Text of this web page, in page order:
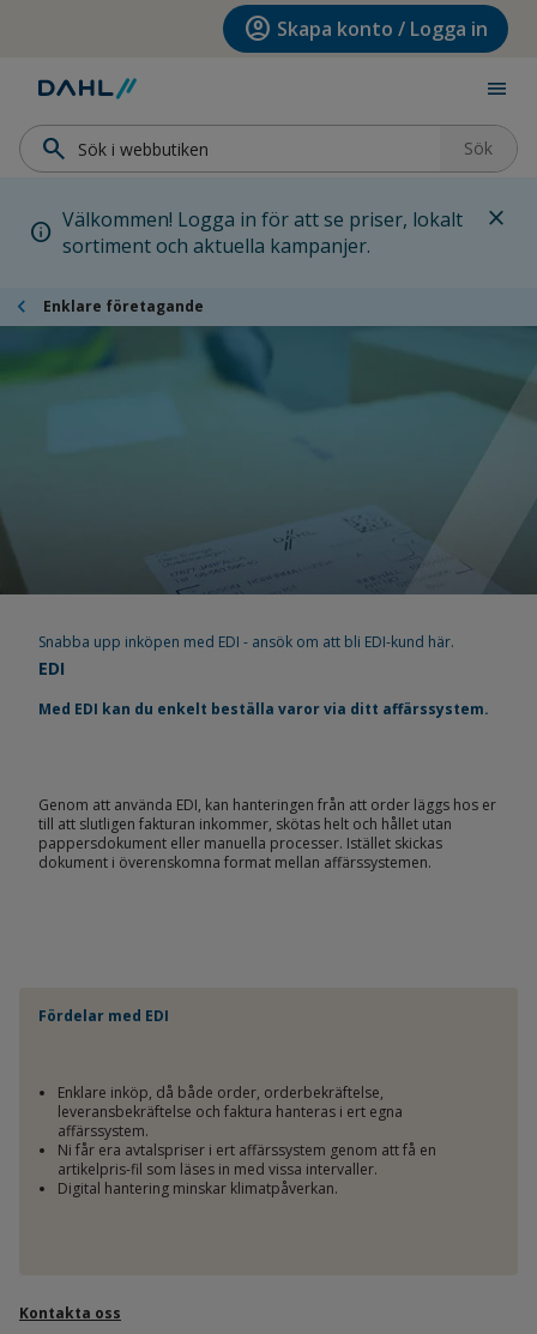
Hoppa till huvudinnehållet account_circle Skapa konto / Logga in
menu
search Sök
info Välkommen! Logga in för att se priser, lokalt
sortiment och aktuella kampanjer.
close
chevron_left Enklare företagande
Snabba upp inköpen med EDI - ansök om att bli EDI-kund här.
EDI
Med EDI kan du enkelt beställa varor via ditt affärssystem.
Genom att använda EDI, kan hanteringen från att order läggs hos er
till att slutligen fakturan inkommer, skötas helt och hållet utan
pappersdokument eller manuella processer. Istället skickas
dokument i överenskomna format mellan affärssystemen.
Fördelar med EDI
Enklare inköp, då både order, orderbekräftelse,
leveransbekräftelse och faktura hanteras i ert egna
affärssystem.
Ni får era avtalspriser i ert affärssystem genom att få en
artikelpris-fil som läses in med vissa intervaller.
Digital hantering minskar klimatpåverkan.
Kontakta oss